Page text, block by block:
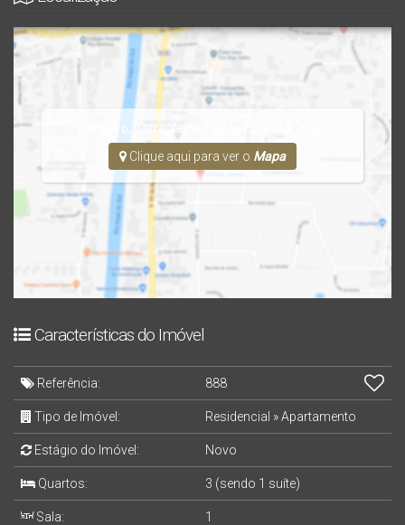
Tabuleiro, Barra Velha
Clique aqui para ver o Mapa
Características do Imóvel
Referência: 888
Tipo de Imóvel: Residencial »Apartamento
Estágio do Imóvel: Novo
Quartos: 3 (sendo 1 suíte)
Sala: 1